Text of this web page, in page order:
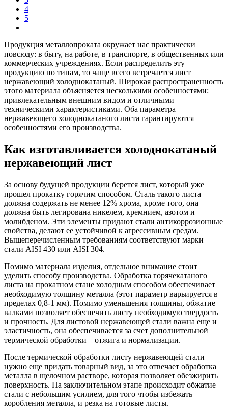
4
5
Продукция металлопроката окружает нас практически
повсюду: в быту, на работе, в транспорте, в общественных или
коммерческих учреждениях. Если распределить эту
продукцию по типам, то чаще всего встречается лист
нержавеющий холоднокатаный. Широкая распространенность
этого материала объясняется несколькими особенностями:
привлекательным внешним видом и отличными
техническими характеристиками. Оба параметра
нержавеющего холоднокатаного листа гарантируются
особенностями его производства.
Как изготавливается холоднокатаный
нержавеющий лист
За основу будущей продукции берется лист, который уже
прошел прокатку горячим способом. Сталь такого листа
должна содержать не менее 12% хрома, кроме того, она
должна быть легирована никелем, кремнием, азотом и
молибденом. Эти элементы придают стали антикоррозионные
свойства, делают ее устойчивой к агрессивным средам.
Вышеперечисленным требованиям соответствуют марки
стали AISI 430 или AISI 304.
Помимо материала изделия, отдельное внимание стоит
уделить способу производства. Обработка горячекатаного
листа на прокатном стане холодным способом обеспечивает
необходимую толщину металла (этот параметр варьируется в
пределах 0,8-1 мм). Помимо уменьшения толщины, обжатие
валками позволяет обеспечить листу необходимую твердость
и прочность. Для листовой нержавеющей стали важна еще и
эластичность, она обеспечивается за счет дополнительной
термической обработки – отжига и нормализации.
После термической обработки листу нержавеющей стали
нужно еще придать товарный вид, за это отвечает обработка
металла в щелочном растворе, которая позволяет обезжирить
поверхность. На заключительном этапе происходит обжатие
стали с небольшим усилием, для того чтобы избежать
коробления металла, и резка на готовые листы.